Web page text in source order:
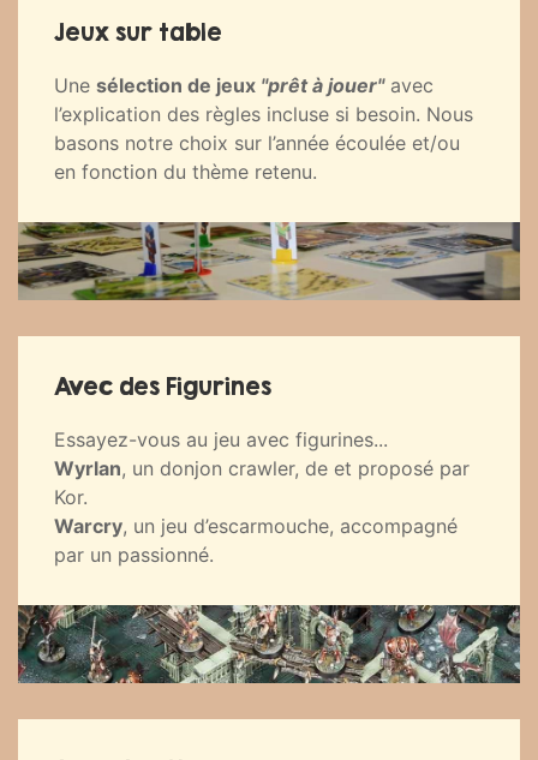
Jeux sur table
Une sélection de jeux "prêt à jouer"avec
l’explication des règles incluse si besoin. Nous
basons notre choix sur l’année écoulée et/ou
en fonction du thème retenu.
Avec des Figurines
Essayez-vous au jeu avec figurines...
Wyrlan, un donjon crawler, de et proposé par
Kor.
Warcry, un jeu d’escarmouche, accompagné
par un passionné.